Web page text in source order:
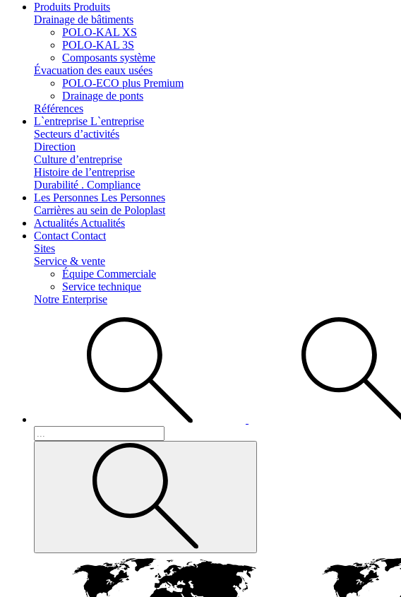
Produits Produits
Drainage de bâtiments
POLO-KAL XS
POLO-KAL 3S
Composants système
Évacuation des eaux usées
POLO-ECO plus Premium
Drainage de ponts
Références
L`entreprise L`entreprise
Secteurs d’activités
Direction
Culture d’entreprise
Histoire de l’entreprise
Durabilité . Compliance
Les Personnes Les Personnes
Carrières au sein de Poloplast
Actualités Actualités
Contact Contact
Sites
Service & vente
Équipe Commerciale
Service technique
Notre Enterprise